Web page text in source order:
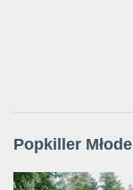
Popkiller